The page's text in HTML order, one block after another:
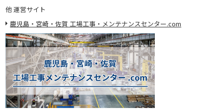
他 運営サイト
鹿児島・宮崎・佐賀 工場工事・メンテナンスセンター.com